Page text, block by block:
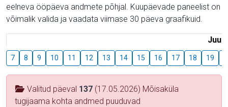
eelneva ööpäeva andmete põhjal. Kuupäevade paneelist on
võimalik valida ja vaadata viimase 30 päeva graafikuid.
Juuli
7 8 9 10 11 12 13 14 15 16 17 18 19
Valitud päeval 137 (17.05.2026) Mõisaküla
tugijaama kohta andmed puuduvad